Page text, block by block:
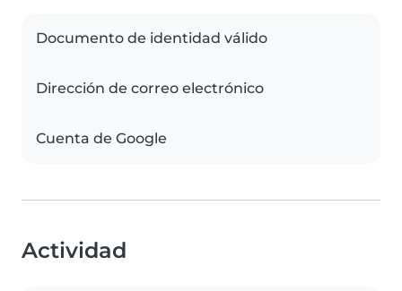
Documento de identidad válido
Dirección de correo electrónico
Cuenta de Google
Actividad